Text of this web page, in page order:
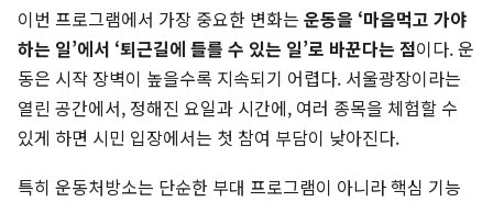
이번 프로그램에서 가장 중요한 변화는 운동을 ‘마음먹고 가야
하는 일’에서 ‘퇴근길에 들를 수 있는 일’로 바꾼다는 점이다. 운
동은 시작 장벽이 높을수록 지속되기 어렵다. 서울광장이라는
열린 공간에서, 정해진 요일과 시간에, 여러 종목을 체험할 수
있게 하면 시민 입장에서는 첫 참여 부담이 낮아진다.
특히 운동처방소는 단순한 부대 프로그램이 아니라 핵심 기능